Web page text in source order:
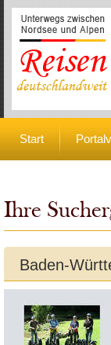
Reisen deutschlandweit
Start
Ihre
Baden-